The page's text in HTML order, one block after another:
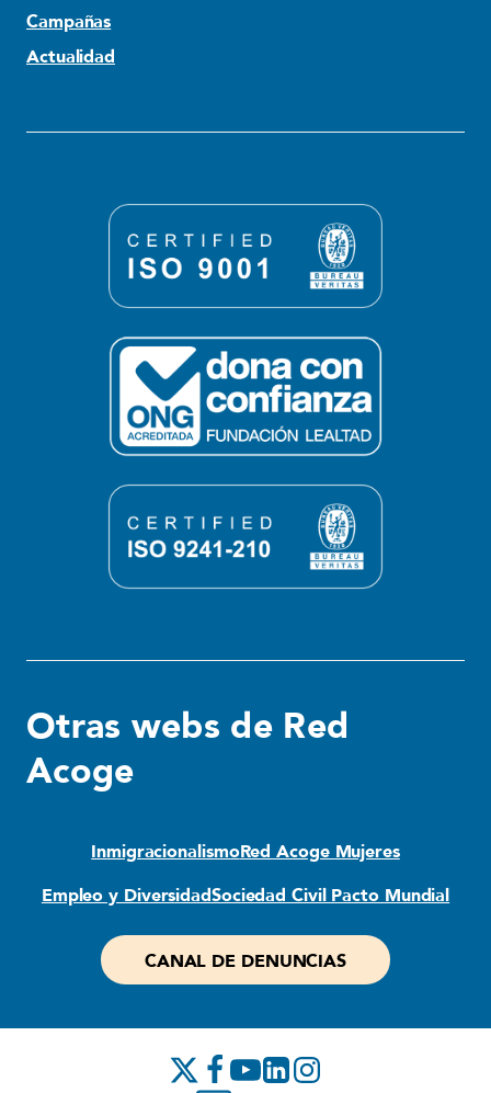
Campañas
Actualidad
Otras webs de Red
Acoge
InmigracionalismoRed Acoge Mujeres
Empleo y DiversidadSociedad Civil Pacto Mundial
CANAL DE DENUNCIAS